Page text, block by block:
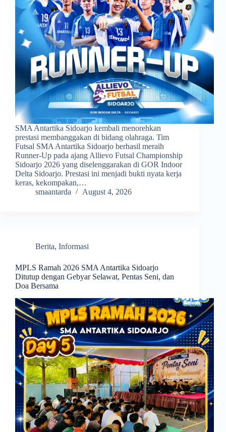
SMA Antartika Sidoarjo kembali menorehkan
prestasi membanggakan di bidang olahraga. Tim
Futsal SMA Antartika Sidoarjo berhasil meraih
Runner-Up pada ajang Allievo Futsal Championship
Sidoarjo 2026 yang diselenggarakan di GOR Indoor
Delta Sidoarjo. Prestasi ini menjadi bukti nyata kerja
keras, kekompakan,…
smaantarda
August 4, 2026
Berita, Informasi
MPLS Ramah 2026 SMA Antartika Sidoarjo
Ditutup dengan Gebyar Selawat, Pentas Seni, dan
Doa Bersama